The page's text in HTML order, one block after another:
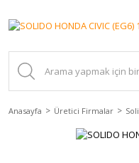
Anasayfa Üretici Firmalar